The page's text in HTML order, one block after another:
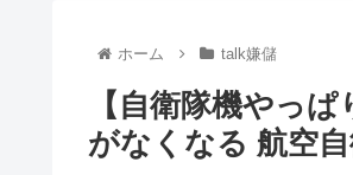
ホーム talk嫌儲
【自衛隊機やっ
がなくなる 航空